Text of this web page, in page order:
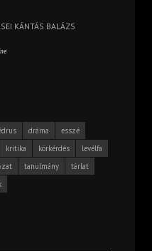
KÁNTÁS BALÁZS
dráma
esszé
kritika körkérdés
levélfa
tanulmány
tárlat